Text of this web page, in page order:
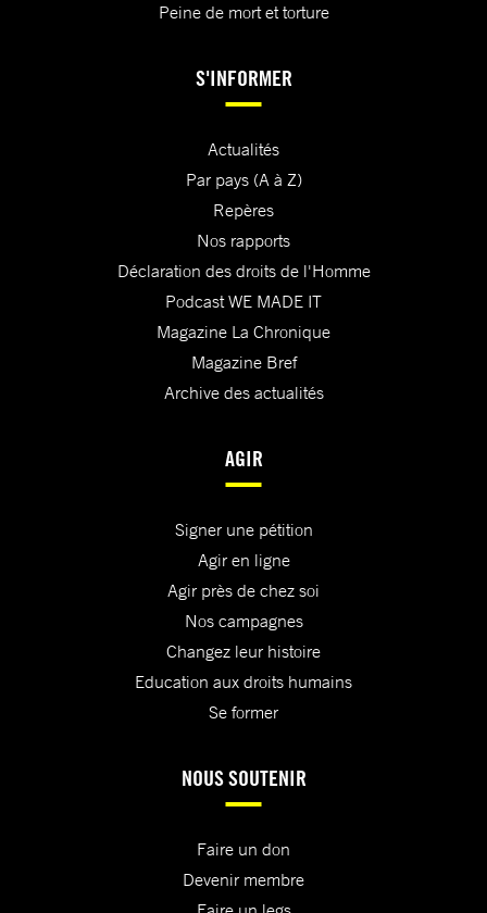
Peine de mort et torture
S'INFORMER
Actualités
Par pays (A à Z)
Repères
Nos rapports
Déclaration des droits de l'Homme
Podcast WE MADE IT
Magazine La Chronique
Magazine Bref
Archive des actualités
AGIR
Signer une pétition
Agir en ligne
Agir près de chez soi
Nos campagnes
Changez leur histoire
Education aux droits humains
Se former
NOUS SOUTENIR
Faire un don
Devenir membre